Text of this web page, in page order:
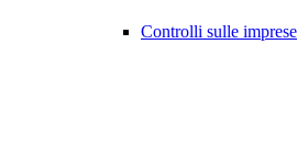
Controlli sulle imprese